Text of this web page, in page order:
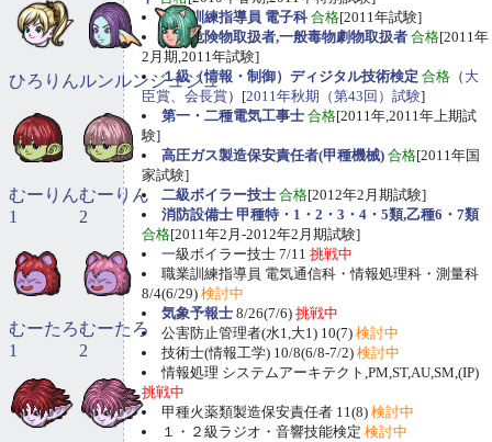
職業訓練指導員 電子科 合格[2011年試験]
甲種危険物取扱者,一般毒物劇物取扱者 合格[2011年
2月期,2011年試験]
１級（情報・制御）ディジタル技術検定 合格 （ 大
臣賞、会長賞）[2011年秋期（第43回）試験]
第一・二種電気工事士 合格[2011年,2011年上期試
験]
高圧ガス製造保安責任者(甲種機械) 合格[2011年国
家試験]
二級ボイラー技士 合格[2012年2月期試験]
消防設備士 甲種特・1・2・3・4・5類,乙種6・7類
合格[2011年2月-2012年2月期試験]
一級ボイラー技士 7/11 挑戦中
職業訓練指導員 電気通信科・情報処理科・測量科
8/4(6/29) 検討中
気象予報士 8/26(7/6) 挑戦中
公害防止管理者(水1,大1) 10(7) 検討中
技術士(情報工学) 10/8(6/8-7/2) 検討中
情報処理 システムアーキテクト,PM,ST,AU,SM,(IP)
挑戦中
甲種火薬類製造保安責任者 11(8) 検討中
１・２級ラジオ・音響技能検定 検討中
ひろりんルンルンジュジュ
むーりん
1
むーりん
2
むーたろ
1
むーたろ
2